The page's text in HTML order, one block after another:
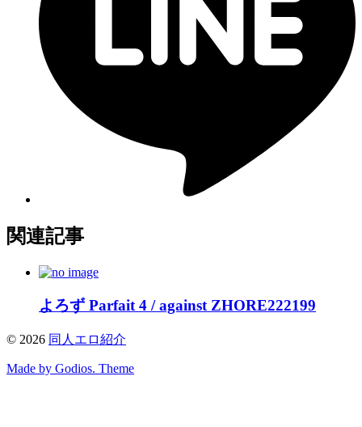
関連記事
よろず Parfait 4 / against ZHORE222199
© 2026 同人エロ紹介
Made by Godios. Theme